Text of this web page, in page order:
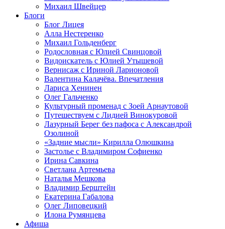
Михаил Швейцер
Блоги
Блог Лицея
Алла Нестеренко
Михаил Гольденберг
Родословная с Юлией Свинцовой
Видоискатель с Юлией Утышевой
Вернисаж с Ириной Ларионовой
Валентина Калачёва. Впечатления
Лариса Хенинен
Олег Гальченко
Культурный променад с Зоей Арнаутовой
Путешествуем с Лидией Винокуровой
Лазурный Берег без пафоса с Александрой
Озолиной
«Задние мысли» Кирилла Олюшкина
Застолье с Владимиром Софиенко
Ирина Савкина
Светлана Артемьева
Наталья Мешкова
Владимир Берштейн
Екатерина Габалова
Олег Липовецкий
Илона Румянцева
Афиша